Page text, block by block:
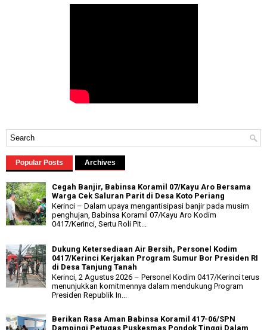
Popular Posts Archives
Cegah Banjir, Babinsa Koramil 07/Kayu Aro Bersama
Warga Cek Saluran Parit di Desa Koto Periang
Kerinci – Dalam upaya mengantisipasi banjir pada musim
penghujan, Babinsa Koramil 07/Kayu Aro Kodim
0417/Kerinci, Sertu Roli Pit...
Dukung Ketersediaan Air Bersih, Personel Kodim
0417/Kerinci Kerjakan Program Sumur Bor Presiden RI
di Desa Tanjung Tanah
Kerinci, 2 Agustus 2026 – Personel Kodim 0417/Kerinci terus
menunjukkan komitmennya dalam mendukung Program
Presiden Republik In...
Berikan Rasa Aman Babinsa Koramil 417-06/SPN
Dampingi Petugas Puskesmas Pondok Tinggi Dalam